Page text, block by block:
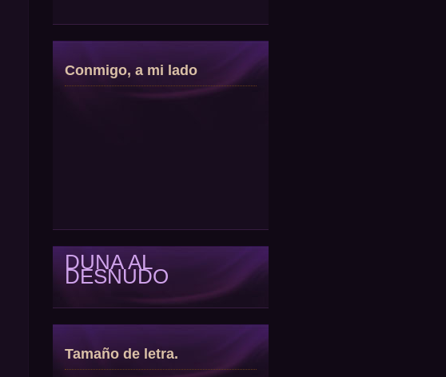
Conmigo, a mi lado
DUNA AL
DESNUDO
Tamaño de letra.